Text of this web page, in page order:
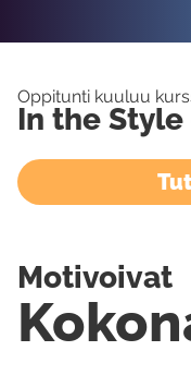
Oppitunti kuuluu
In the
Motivoivat